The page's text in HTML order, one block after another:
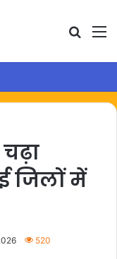
जिलों में
520